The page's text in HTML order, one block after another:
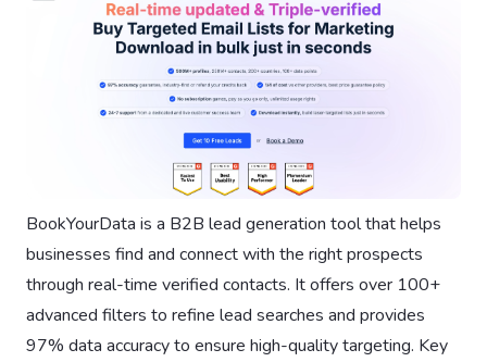
BookYourData is a B2B lead generation tool that helps
businesses find and connect with the right prospects
through real-time verified contacts. It offers over 100+
advanced filters to refine lead searches and provides
97% data accuracy to ensure high-quality targeting. Key